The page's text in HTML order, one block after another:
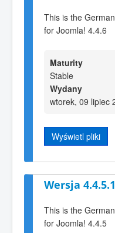
This is the
for Joomla! 4.4.6
Maturity
Stable
Wydany
wtorek, 09 lipiec
Wyświetl pliki
Wersja 4.4.5.1
This is the
for Joomla! 4.4.5